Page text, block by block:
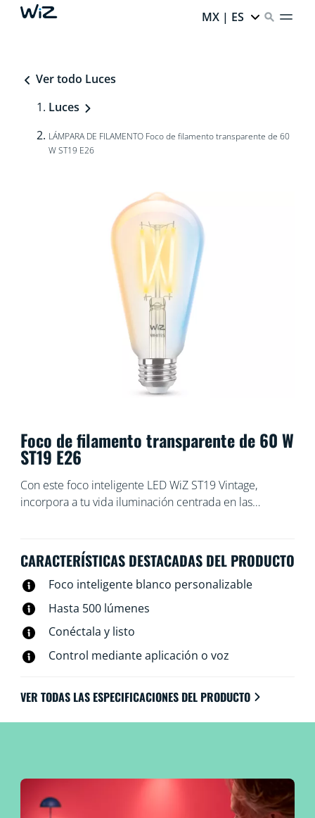
MX | ES
Ver todo Luces
Luces
LÁMPARA DE FILAMENTO Foco de filamento transparente de 60
W ST19 E26
Foco de filamento transparente de 60 W
ST19 E26
Con este foco inteligente LED WiZ ST19 Vintage,
incorpora a tu vida iluminación centrada en las
Puedes programar las luces para que se enciendan o
se apaguen según tus rutinas diarias o semanales,
controlarlas con tu smartphone o comandos de voz e
incluso puedes tener acceso a tu iluminación cuando
no estás en casa. Las luces WiZ se conectan a la red
Wi-Fi existente, sin necesidad de otro hardware.
CARACTERÍSTICAS DESTACADAS DEL PRODUCTO
Foco inteligente blanco personalizable
Hasta 500 lúmenes
Conéctala y listo
Control mediante aplicación o voz
VER TODAS LAS ESPECIFICACIONES DEL PRODUCTO